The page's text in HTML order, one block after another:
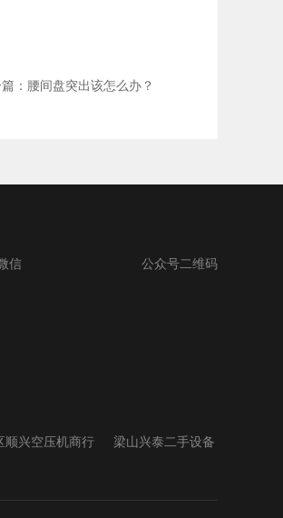
：腰间盘突出该怎么办？
信 公众号二维码
顺兴空压机商行 梁山兴泰二手设备